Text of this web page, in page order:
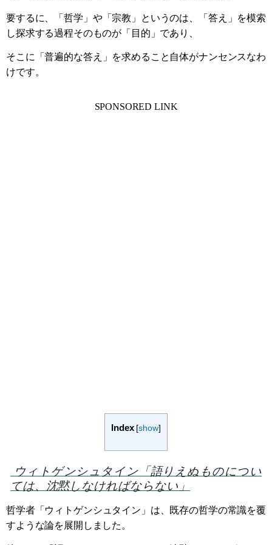
要するに、「哲学」や「宗教」というのは、「答え」を模索
し探求する過程そのものが「目的」であり、
そこに「普遍的な答え」を求めること自体がナンセンスなわ
けです。
SPONSORED LINK
Index [show]
ウィトゲンシュタイン「語りえぬものについ
ては、沈黙しなければならない」
哲学者「ウィトゲンシュタイン」は、既存の哲学の常識を覆
すような論を展開しました。